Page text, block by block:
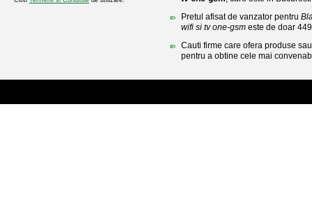
Pretul afisat de vanzator pentru
wifi si tv one-gsm este de doar
Cauti firme care ofera produse
pentru a obtine cele mai